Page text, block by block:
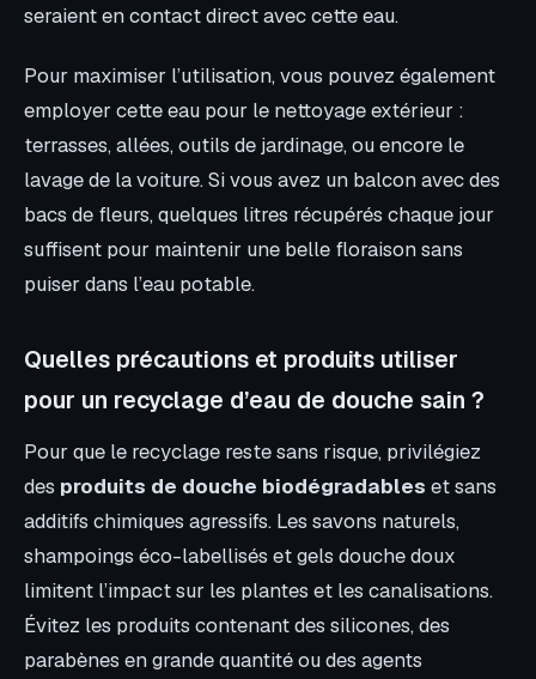
seraient en contact direct avec cette eau.
Pour maximiser l’utilisation, vous pouvez également
employer cette eau pour le nettoyage extérieur :
terrasses, allées, outils de jardinage, ou encore le
lavage de la voiture. Si vous avez un balcon avec des
bacs de fleurs, quelques litres récupérés chaque jour
suffisent pour maintenir une belle floraison sans
puiser dans l’eau potable.
Quelles précautions et produits utiliser
pour un recyclage d’eau de douche sain ?
Pour que le recyclage reste sans risque, privilégiez
des produits de douche biodégradables et sans
additifs chimiques agressifs. Les savons naturels,
shampoings éco-labellisés et gels douche doux
limitent l’impact sur les plantes et les canalisations.
Évitez les produits contenant des silicones, des
parabènes en grande quantité ou des agents